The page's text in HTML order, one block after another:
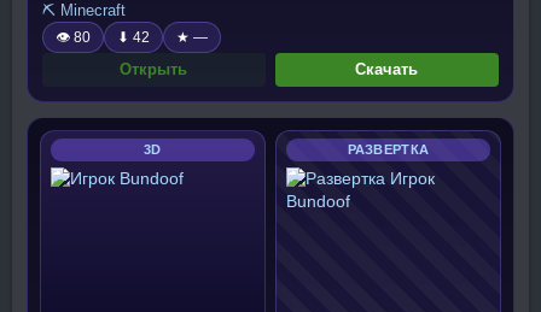
⛏️ Minecraft
👁 80 ⬇ 42 ★ —
Открыть Скачать
3D РАЗВЕРТКА